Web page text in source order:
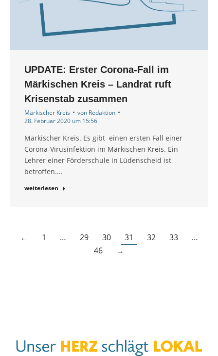
UPDATE: Erster Corona-Fall im
Märkischen Kreis – Landrat ruft
Krisenstab zusammen
Märkischer Kreis von Redaktion
28. Februar 2020 um 15:56
Märkischer Kreis. Es gibt einen ersten Fall einer
Corona-Virusinfektion im Märkischen Kreis. Ein
Lehrer einer Förderschule in Lüdenscheid ist
betroffen.…
weiterlesen
← 1 … 29 30 31 32 33
…
46
→